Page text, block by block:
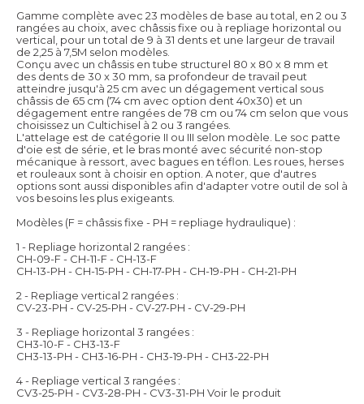
Gamme complète avec 23 modèles de base au total, en 2 ou 3
rangées au choix, avec châssis fixe ou à repliage horizontal ou
vertical, pour un total de 9 à 31 dents et une largeur de travail
de 2,25 à 7,5M selon modèles.
Conçu avec un châssis en tube structurel 80 x 80 x 8 mm et
des dents de 30 x 30 mm, sa profondeur de travail peut
atteindre jusqu'à 25 cm avec un dégagement vertical sous
châssis de 65 cm (74 cm avec option dent 40x30) et un
dégagement entre rangées de 78 cm ou 74 cm selon que vous
choisissez un Cultichisel à 2 ou 3 rangées.
L'attelage est de catégorie II ou III selon modèle. Le soc patte
d'oie est de série, et le bras monté avec sécurité non-stop
mécanique à ressort, avec bagues en téflon. Les roues, herses
et rouleaux sont à choisir en option. A noter, que d'autres
options sont aussi disponibles afin d'adapter votre outil de sol à
vos besoins les plus exigeants.
Modèles (F = châssis fixe - PH = repliage hydraulique) :
1 - Repliage horizontal 2 rangées :
CH-09-F - CH-11-F - CH-13-F
CH-13-PH - CH-15-PH - CH-17-PH - CH-19-PH - CH-21-PH
2 - Repliage vertical 2 rangées :
CV-23-PH - CV-25-PH - CV-27-PH - CV-29-PH
3 - Repliage horizontal 3 rangées :
CH3-10-F - CH3-13-F
CH3-13-PH - CH3-16-PH - CH3-19-PH - CH3-22-PH
4 - Repliage vertical 3 rangées :
CV3-25-PH - CV3-28-PH - CV3-31-PH Voir le produit